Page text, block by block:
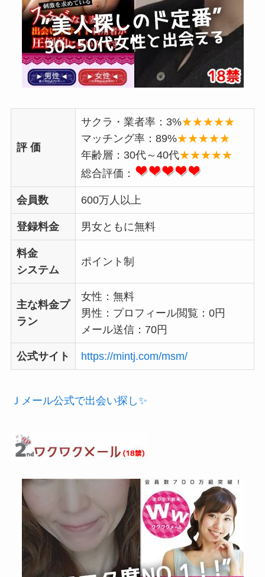
評 価
サクラ・業者率：3%★★★★★
マッチング率：89%★★★★★
年齢層：30代～40代★★★★★
総合評価：
会員数 600万人以上
登録料金 男女ともに無料
料金
システム
ポイント制
主な料金プ
ラン
女性：無料
男性：プロフィール閲覧：0円
メール送信：70円
公式サイト https://mintj.com/msm/
Ｊメール公式で出会い探し✨